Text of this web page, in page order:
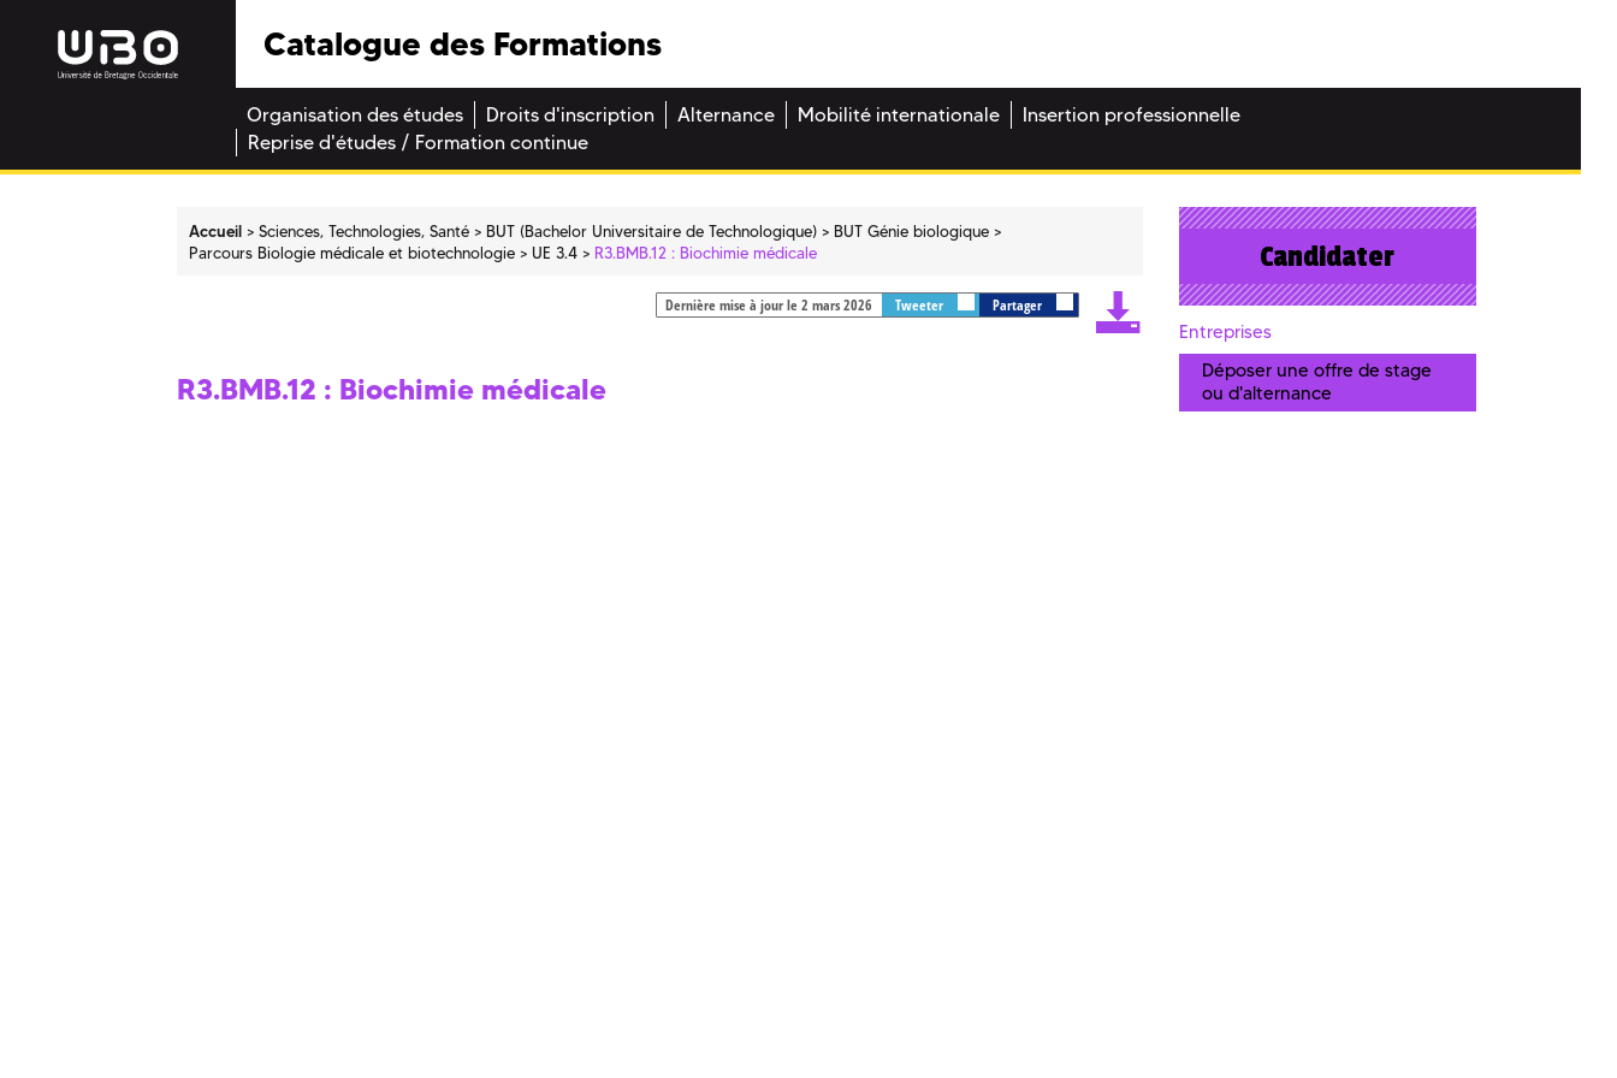
Catalogue des Formations
Organisation des études Droits d'inscription Alternance Mobilité internationale
Insertion professionnelle
Reprise d'études / Formation continue
Accueil Sciences, Technologies, Santé BUT (Bachelor Universitaire de Technologique)
BUT Génie biologique
Parcours Biologie médicale et biotechnologie
UE 3.4 R3.BMB.12 : Biochimie médicale
Dernière mise à jour le 2 mars 2026 Tweeter Partager
R3.BMB.12 : Biochimie médicale
Candidater
Entreprises
Déposer une offre de stage
ou d'alternance